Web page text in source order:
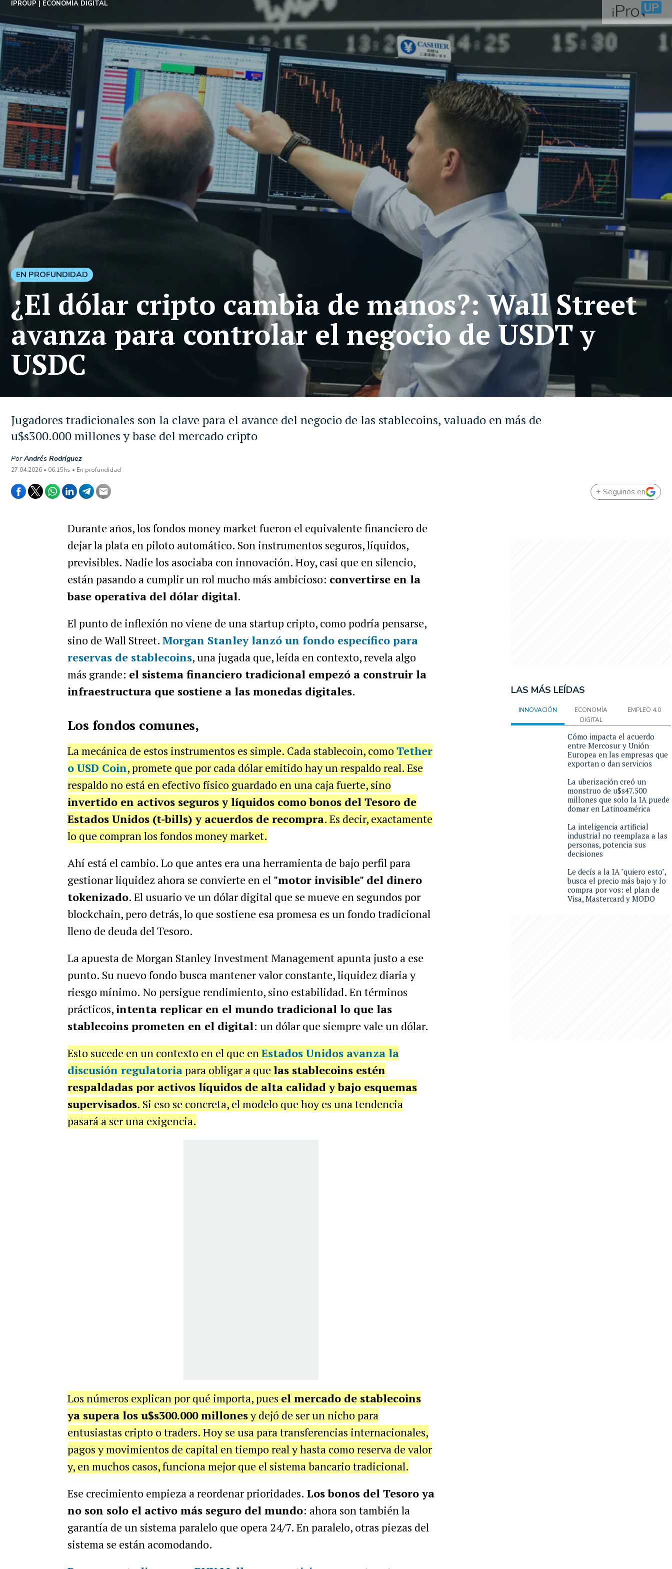
Jugadores tradicionales son la clave para el avance del negocio de las stablecoins, valuado en más de
u$s300.000 millones y base del mercado cripto
IPROUP ECONOMÍA DIGITAL
PorAndrés Rodríguez
27.04.2026 • 06:15hs • En profundidad
EN PROFUNDIDAD
¿El dólar cripto cambia de manos?: Wall Street
avanza para controlar el negocio de USDT y
USDC
+ Seguinos en
Durante años, los fondos money market fueron el equivalente financiero de
dejar la plata en piloto automático. Son instrumentos seguros, líquidos,
previsibles. Nadie los asociaba con innovación. Hoy, casi que en silencio,
están pasando a cumplir un rol mucho más ambicioso: convertirse en la
base operativa del dólar digital.
El punto de inflexión no viene de una startup cripto, como podría pensarse,
sino de Wall Street. Morgan Stanley lanzó un fondo específico para
reservas de stablecoins, una jugada que, leída en contexto, revela algo
más grande: el sistema financiero tradicional empezó a construir la
infraestructura que sostiene a las monedas digitales.
Los fondos comunes,
La mecánica de estos instrumentos es simple. Cada stablecoin, como Tether
o USD Coin, promete que por cada dólar emitido hay un respaldo real. Ese
respaldo no está en efectivo físico guardado en una caja fuerte, sino
invertido en activos seguros y líquidos como bonos del Tesoro de
Estados Unidos (t-bills) y acuerdos de recompra. Es decir, exactamente
lo que compran los fondos money market.
Ahí está el cambio. Lo que antes era una herramienta de bajo perfil para
gestionar liquidez ahora se convierte en el "motor invisible" del dinero
tokenizado. El usuario ve un dólar digital que se mueve en segundos por
blockchain, pero detrás, lo que sostiene esa promesa es un fondo tradicional
lleno de deuda del Tesoro.
La apuesta de Morgan Stanley Investment Management apunta justo a ese
punto. Su nuevo fondo busca mantener valor constante, liquidez diaria y
riesgo mínimo. No persigue rendimiento, sino estabilidad. En términos
prácticos, intenta replicar en el mundo tradicional lo que las
stablecoins prometen en el digital: un dólar que siempre vale un dólar.
Esto sucede en un contexto en el que enEstados Unidos avanza la
discusión regulatoriapara obligar a que las stablecoins estén
respaldadas por activos líquidos de alta calidad y bajo esquemas
supervisados. Si eso se concreta, el modelo que hoy es una tendencia
pasará a ser una exigencia.
Los números explican por qué importa, pues el mercado de stablecoins
ya supera los u$s300.000 millonesy dejó de ser un nicho para
entusiastas cripto o traders. Hoy se usa para transferencias internacionales,
pagos y movimientos de capital en tiempo real y hasta como reserva de valor
y, en muchos casos, funciona mejor que el sistema bancario tradicional.
Ese crecimiento empieza a reordenar prioridades. Los bonos del Tesoro ya
no son solo el activo más seguro del mundo: ahora son también la
garantía de un sistema paralelo que opera 24/7. En paralelo, otras piezas del
sistema se están acomodando.
LAS MÁS LEÍDAS
INNOVACIÓN
ECONOMÍA
DIGITAL
EMPLEO 4.0
Cómo impacta el acuerdo
entre Mercosur y Unión
Europea en las empresas que
exportan o dan servicios
La uberización creó un
monstruo de u$s47.500
millones que solo la IA puede
domar en Latinoamérica
La inteligencia artificial
industrial no reemplaza a las
personas, potencia sus
decisiones
Le decís a la IA "quiero esto",
busca el precio más bajo y lo
compra por vos: el plan de
Visa, Mastercard y MODO